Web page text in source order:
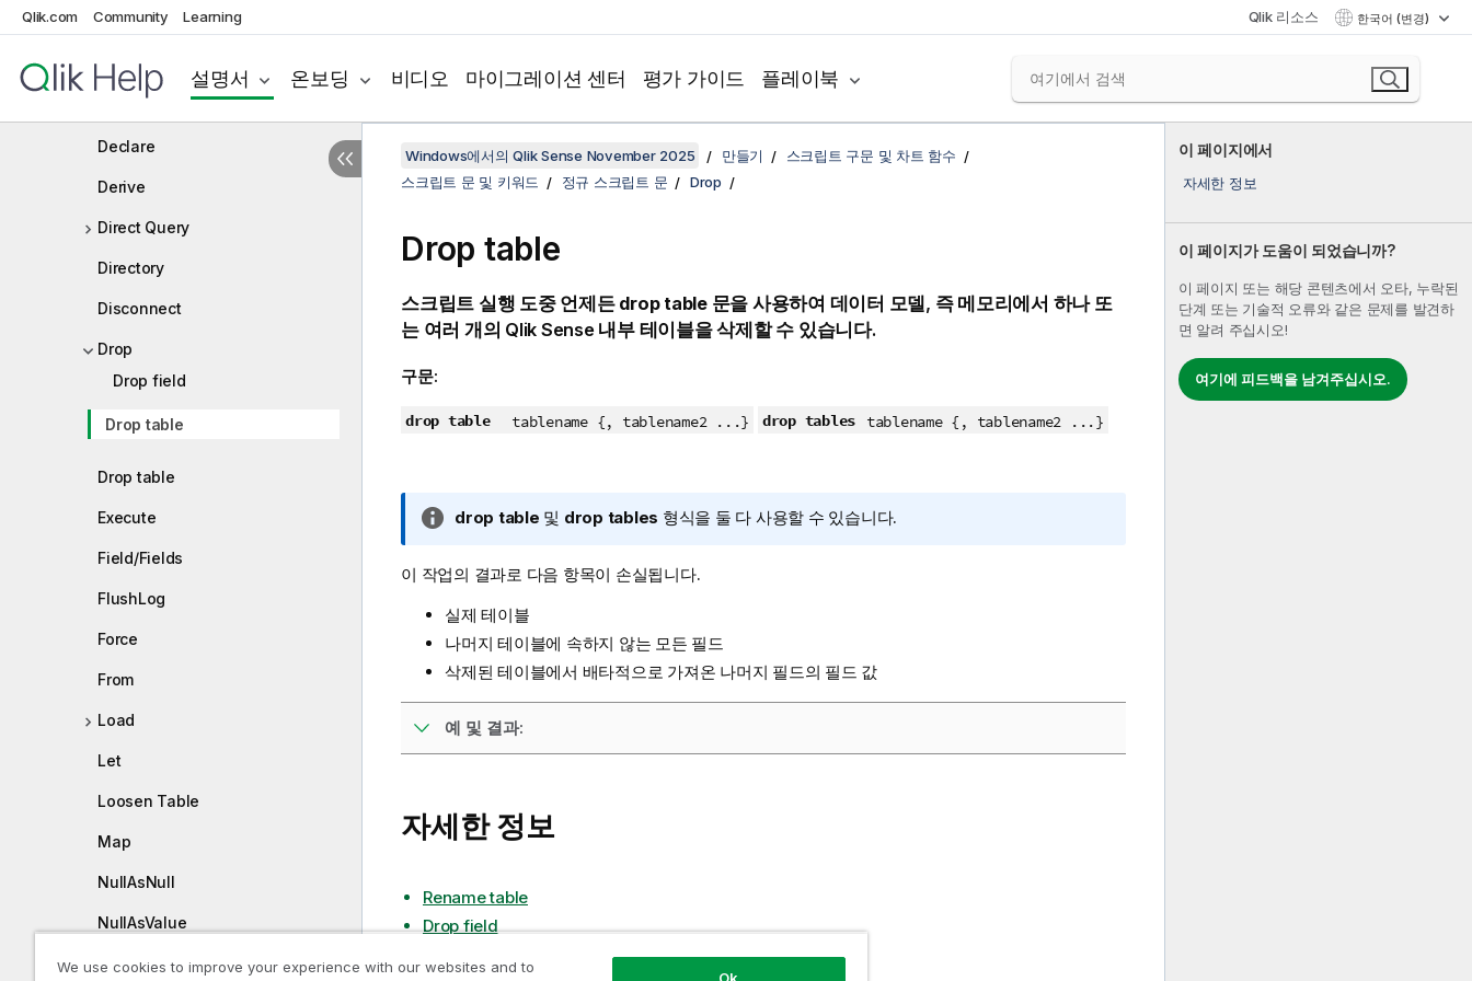
Qlik.com Community Learning Qlik 리소스 한국어 (변경)
설명서 온보딩 비디오 마이그레이션 센터 평가 가이드 플레이북
Comment field
Comment table
Declare
Derive
Direct Query
Directory
Disconnect
Drop
Drop field
Drop table
Drop table
Execute
Field/Fields
FlushLog
Force
From
Load
Let
Loosen Table
Map
NullAsNull
NullAsValue
Qualify
이 페이지에서
자세한 정보
이 페이지가 도움이 되었습니까?
이 페이지 또는 해당 콘텐츠에서 오타, 누락된
단계 또는 기술적 오류와 같은 문제를 발견하
면 알려 주십시오!
여기에 피드백을 남겨주십시오.
Windows에서의 Qlik Sense November 2025 만들기
스크립트 구문 및 차트 함수
스크립트 문 및 키워드
정규 스크립트 문 Drop
Drop table
스크립트 실행 도중 언제든 drop table문을 사용하여 데이터 모델, 즉 메모리에서 하나 또
는 여러 개의 Qlik Sense내부 테이블을 삭제할 수 있습니다.
구문:
drop table tablename {, tablename2 ...} drop tables tablename {, tablename2 ...}
정
메
모
drop table 및 drop tables 형식을 둘 다 사용할 수 있습니다.
이 작업의 결과로 다음 항목이 손실됩니다.
실제 테이블
나머지 테이블에 속하지 않는 모든 필드
삭제된 테이블에서 배타적으로 가져온 나머지 필드의 필드 값
예 및 결과:
자세한 정보
Rename table
Drop field
We use cookies to improve your experience with our websites and to